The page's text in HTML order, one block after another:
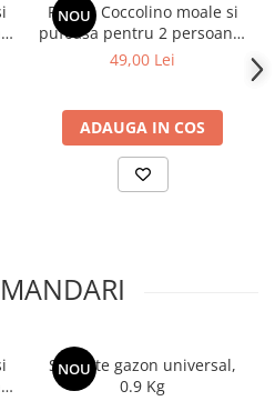
NOU
Patura Coccolino moale si
pufoasa pentru 2 persoane,
200X230 cm, Maro deschis
49,00 Lei
ADAUGA IN COS
NOU
Seminte gazon universal,
0.9 Kg